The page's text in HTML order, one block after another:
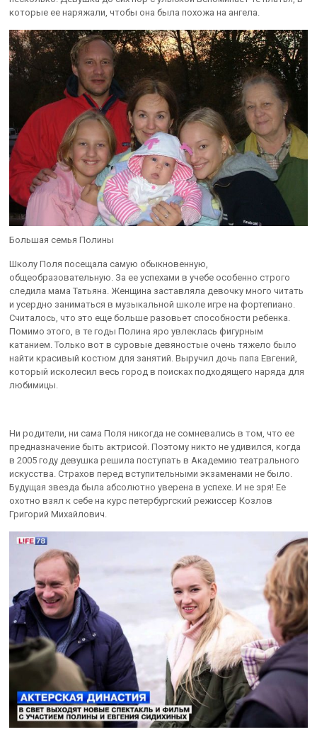
которые ее наряжали, чтобы она была похожа на ангела.
Большая семья Полины
Школу Поля посещала самую обыкновенную,
общеобразовательную. За ее успехами в учебе особенно строго
следила мама Татьяна. Женщина заставляла девочку много читать
и усердно заниматься в музыкальной школе игре на фортепиано.
Считалось, что это еще больше разовьет способности ребенка.
Помимо этого, в те годы Полина яро увлеклась фигурным
катанием. Только вот в суровые девяностые очень тяжело было
найти красивый костюм для занятий. Выручил дочь папа Евгений,
который исколесил весь город в поисках подходящего наряда для
любимицы.
Ни родители, ни сама Поля никогда не сомневались в том, что ее
предназначение быть актрисой. Поэтому никто не удивился, когда
в 2005 году девушка решила поступать в Академию театрального
искусства. Страхов перед вступительными экзаменами не было.
Будущая звезда была абсолютно уверена в успехе. И не зря! Ее
охотно взял к себе на курс петербургский режиссер Козлов
Григорий Михайлович.